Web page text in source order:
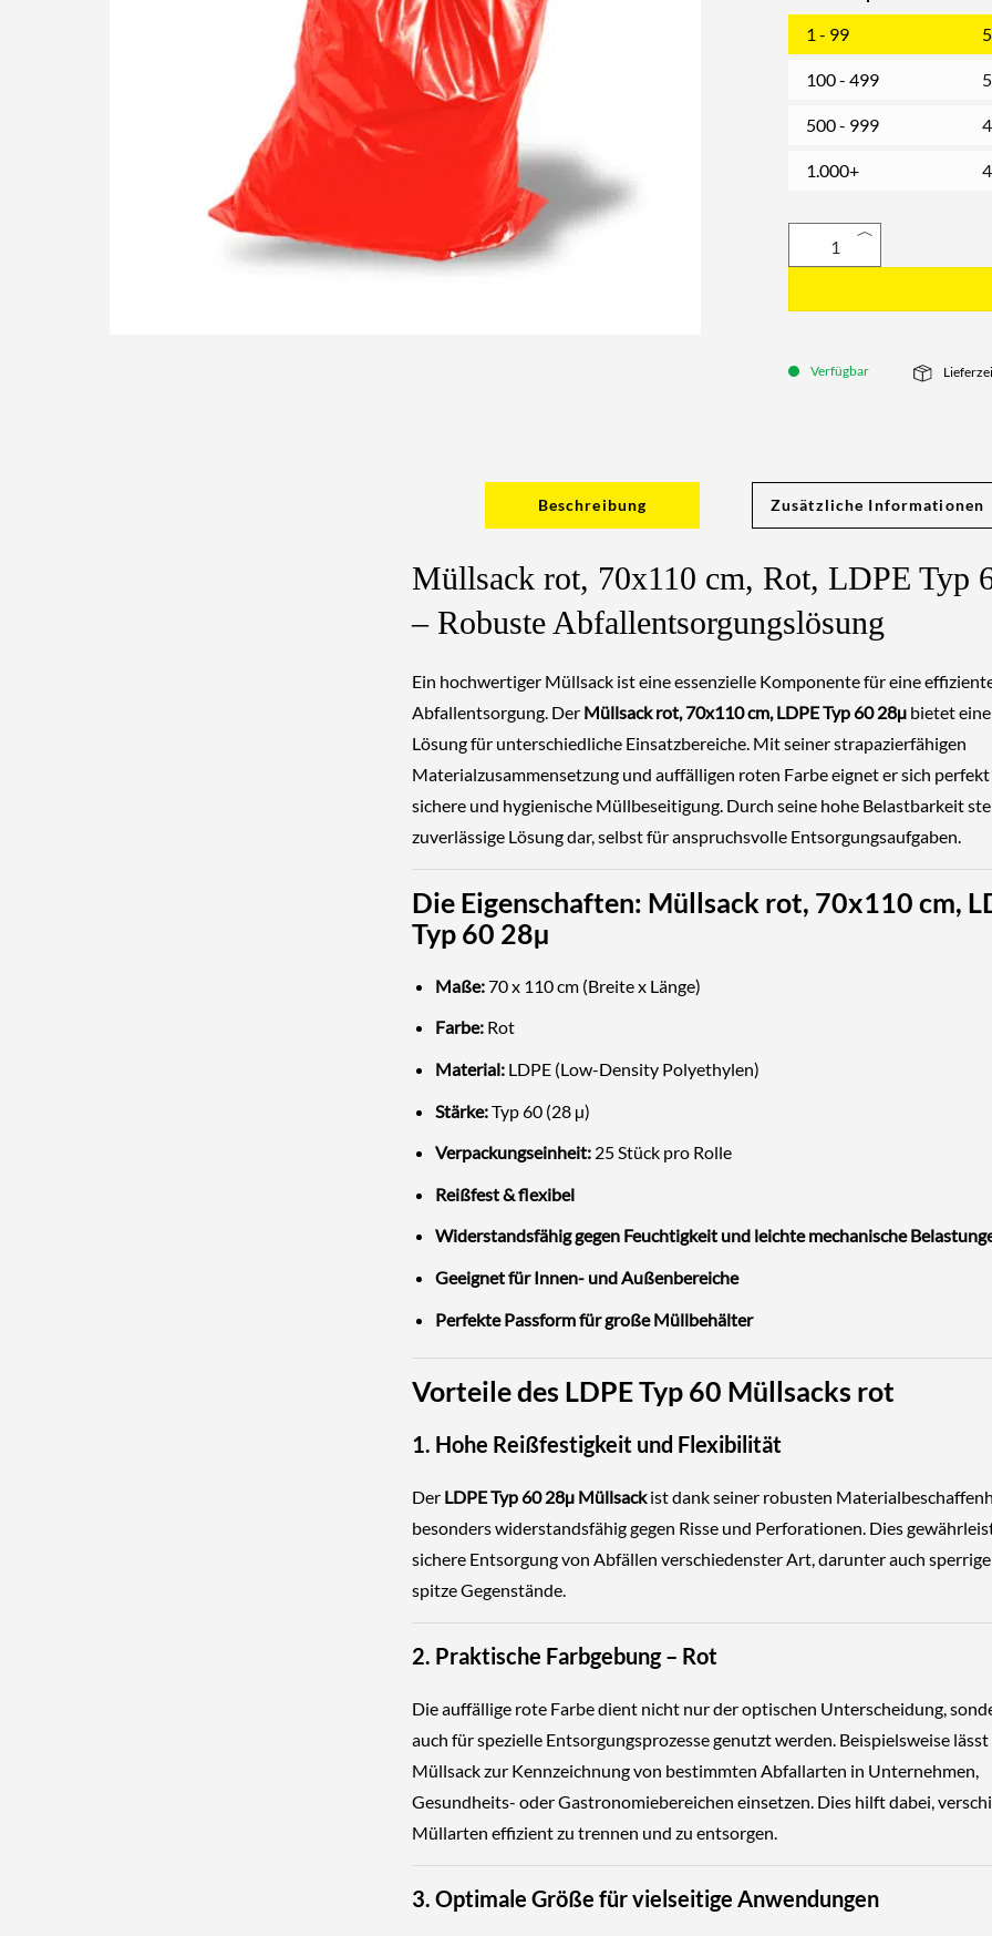
1 - 99
100 - 499
500 - 999
1.000+
Verfügbar
Beschreibung Zusätzliche Informationen
Müllsack rot, 70x110 cm, Rot, LDPE Typ
– Robuste Abfallentsorgungslösung
Ein hochwertiger Müllsack ist eine essenzielle Komponente für eine
Abfallentsorgung. Der Müllsack rot, 70x110 cm, LDPE Typ 6028µ bietet
Lösung für unterschiedliche Einsatzbereiche. Mit seiner strapazierfähigen
Materialzusammensetzung und auffälligen roten Farbe eignet er sich
sichere und hygienische Müllbeseitigung. Durch seine hohe Belastbarkeit
zuverlässige Lösung dar, selbst für anspruchsvolle Entsorgungsaufgaben.
Die Eigenschaften: Müllsack rot, 70x110 cm,
Typ 60 28µ
Maße:70 x 110 cm (Breite x Länge)
Farbe:Rot
Material:LDPE (Low-Density Polyethylen)
Stärke:Typ 60 (28 µ)
Verpackungseinheit:25 Stück pro Rolle
Reißfest & flexibel
Widerstandsfähig gegen Feuchtigkeit und leichte mechanische
Geeignet für Innen- und Außenbereiche
Perfekte Passform für große Müllbehälter
Vorteile des LDPE Typ 60 Müllsacks rot
1. Hohe Reißfestigkeit und Flexibilität
Der LDPE Typ 6028µ Müllsackist dank seiner robusten
besonders widerstandsfähig gegen Risse und Perforationen. Dies
sichere Entsorgung von Abfällen verschiedenster Art, darunter auch
spitze Gegenstände.
2. Praktische Farbgebung – Rot
Die auffällige rote Farbe dient nicht nur der optischen Unterscheidung,
auch für spezielle Entsorgungsprozesse genutzt werden. Beispielsweise
Müllsack zur Kennzeichnung von bestimmten Abfallarten in Unternehmen,
Gesundheits- oder Gastronomiebereichen einsetzen. Dies hilft dabei,
Müllarten effizient zu trennen und zu entsorgen.
3. Optimale Größe für vielseitige Anwendungen